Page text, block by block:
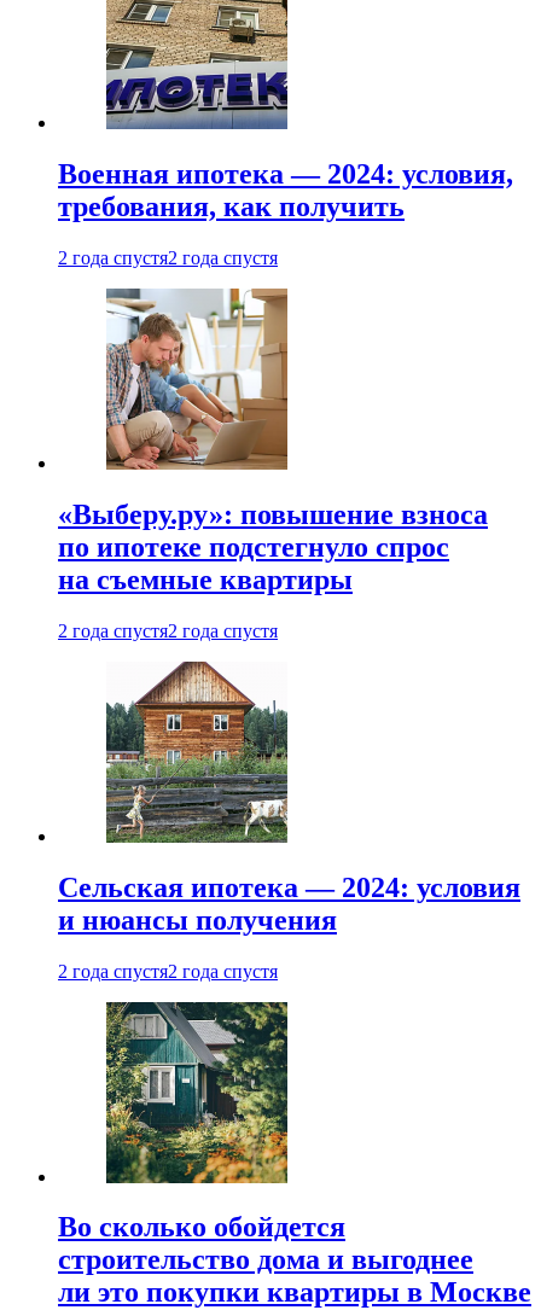
Военная ипотека — 2024: условия,
требования, как получить
2 года спустя2 года спустя
«Выберу.ру»: повышение взноса
по ипотеке подстегнуло спрос
на съемные квартиры
2 года спустя2 года спустя
Сельская ипотека — 2024: условия
и нюансы получения
2 года спустя2 года спустя
Во сколько обойдется
строительство дома и выгоднее
ли это покупки квартиры в Москве